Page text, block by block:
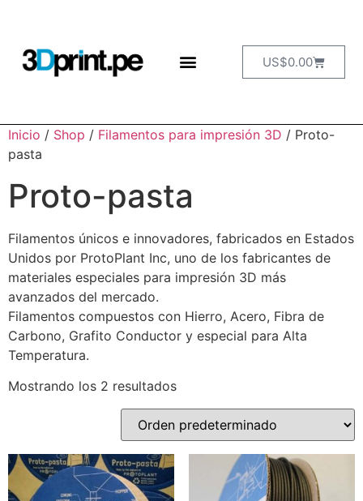
US$0.00
Inicio / Shop / Filamentos para impresión 3D / Proto-
pasta
Proto-pasta
Filamentos únicos e innovadores, fabricados en Estados
Unidos por ProtoPlant Inc, uno de los fabricantes de
materiales especiales para impresión 3D más
avanzados del mercado.
Filamentos compuestos con Hierro, Acero, Fibra de
Carbono, Grafito Conductor y especial para Alta
Temperatura.
Mostrando los 2 resultados